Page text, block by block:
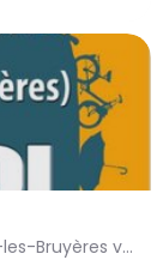
De jaarlijkse Mega Vlooienmarkt in Jupille-les-Bruyères vindt plaats op Place Gilles Étienne en…